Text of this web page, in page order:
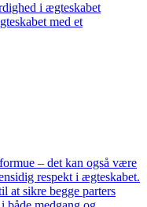
i ægteskabet
med et
– det kan også være
respekt i ægteskabet.
at sikre begge parters